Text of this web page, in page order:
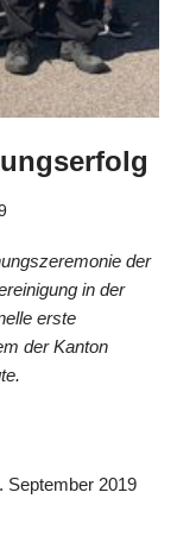
der
in der
erste
der Kanton
September 2019